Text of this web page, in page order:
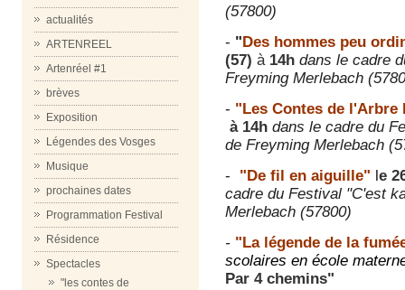
actualités
ARTENREEL
Artenréel #1
brèves
Exposition
Légendes des Vosges
Musique
prochaines dates
Programmation Festival
Résidence
Spectacles
"les contes de
(57800)
- "Des hommes peu
(57) à 14h dans le cadre
Freyming Merlebach
- "Les Contes de l'Arbre
à 14h dans le cadre du
de Freyming Merlebach
- "De fil en aiguille" le
cadre du Festival "C'est
Merlebach (57800)
- "La légende de la
scolaires en école
Par 4 chemins"